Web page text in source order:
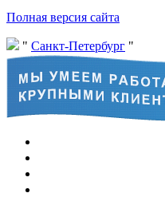
Полная версия сайта
Санкт-Петербург